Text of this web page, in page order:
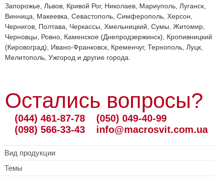
Запорожье, Львов, Кривой Рог, Николаев, Мариуполь, Луганск,
Винница, Макеевка, Севастополь, Симферополь, Херсон,
Чернигов, Полтава, Черкассы, Хмельницкий, Сумы, Житомир,
Черновцы, Ровно, Каменское (Днепродзержинск), Кропивницкий
(Кировоград), Ивано-Франковск, Кременчуг, Тернополь, Луцк,
Мелитополь, Ужгород и другие города.
Остались вопросы?
(044) 461-87-78
(098) 566-33-43
(050) 049-40-99
info@macrosvit.com.ua
Вид продукции
Темы